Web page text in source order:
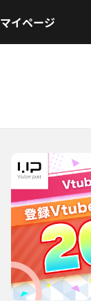
マイページ